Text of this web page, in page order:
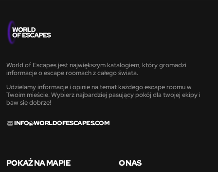
World of Escapes jest największym katalogiem, który gromadzi
informacje o escape roomach z całego świata.
Udzielamy informacje i opinie na temat każdego escape roomu w
Twoim mieście. Wybierz najbardziej pasujący pokój dla twojej ekipy i
baw się dobrze!
INFO@WORLDOFESCAPES.COM
POKAŻ NA MAPIE O NAS